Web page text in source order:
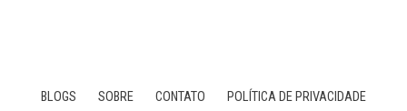
BLOGS SOBRE CONTATO POLÍTICA DE PRIVACIDADE